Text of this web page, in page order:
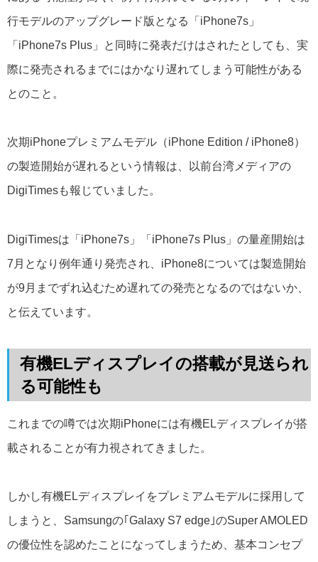
行モデルのアップグレード版となる「iPhone7s」
「iPhone7s Plus」と同時に発表だけはされたとしても、実
際に発売されるまでにはかなり遅れてしまう可能性がある
とのこと。
次期iPhoneプレミアムモデル（iPhone Edition / iPhone8）
の製造開始が遅れるという情報は、以前台湾メディアの
DigiTimesも報じていました。
DigiTimesは「iPhone7s」「iPhone7s Plus」の量産開始は
7月となり例年通り発売され、iPhone8については製造開始
が9月までずれ込むため遅れての発売となるのではないか、
と伝えています。
有機ELディスプレイの搭載が見送られ
る可能性も
これまでの噂では次期iPhoneには有機ELディスプレイが搭
載されることが有力視されてきました。
しかし有機ELディスプレイをプレミアムモデルに採用して
しまうと、Samsungの｢Galaxy S7 edge｣のSuper AMOLED
の優位性を認めたことになってしまうため、基本コンセプ